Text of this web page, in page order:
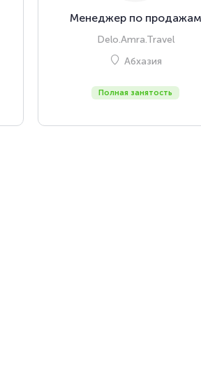
Менеджер по продажам
Delo.Amra.Travel
Абхазия
Полная занятость